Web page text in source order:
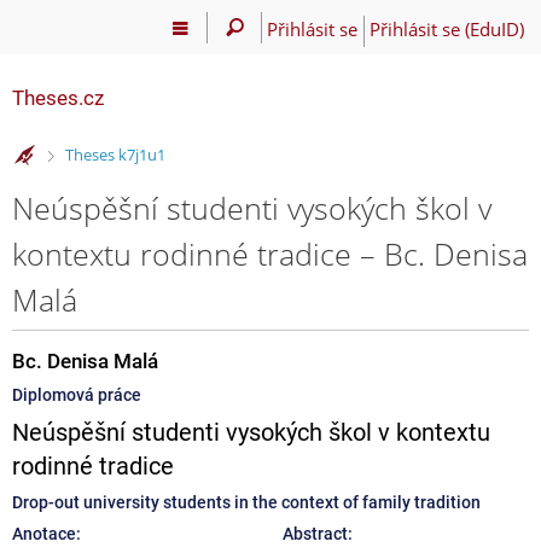
Přihlásit se Přihlásit se (EduID)
Theses.cz
>
Theses k7j1u1
Neúspěšní studenti vysokých škol v
kontextu rodinné tradice – Bc. Denisa
Malá
Bc. Denisa Malá
Diplomová práce
Neúspěšní studenti vysokých škol v kontextu
rodinné tradice
Drop-out university students in the context of family tradition
Anotace:
Abstract: